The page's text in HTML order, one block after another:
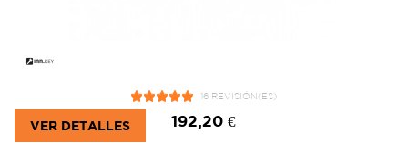
16 REVISIÓN(ES)
192,20 €
VER DETALLES